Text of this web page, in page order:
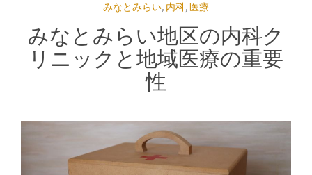
みなとみらい, 内科, 医療
みなとみらい地区の内科ク
リニックと地域医療の重要
性